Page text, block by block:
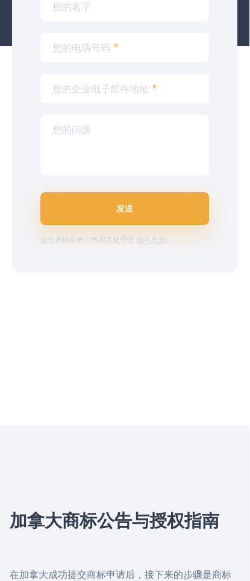
您的名字
您的电话号码 *
您的企业电子邮件地址 *
您的问题
发送
提交表格即表示您同意处理受 隐私政策 .
加拿大商标公告与授权指南
在加拿大成功提交商标申请后，接下来的步骤是商标